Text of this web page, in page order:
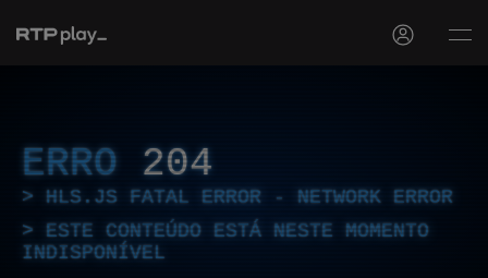
ERRO 204
HLS.JS FATAL ERROR - NETWORK ERROR
ESTE CONTEÚDO ESTÁ NESTE MOMENTO
INDISPONÍVEL